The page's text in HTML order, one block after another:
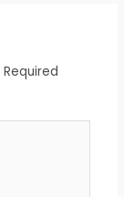
Required